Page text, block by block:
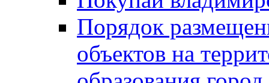
Порядок
объектов на